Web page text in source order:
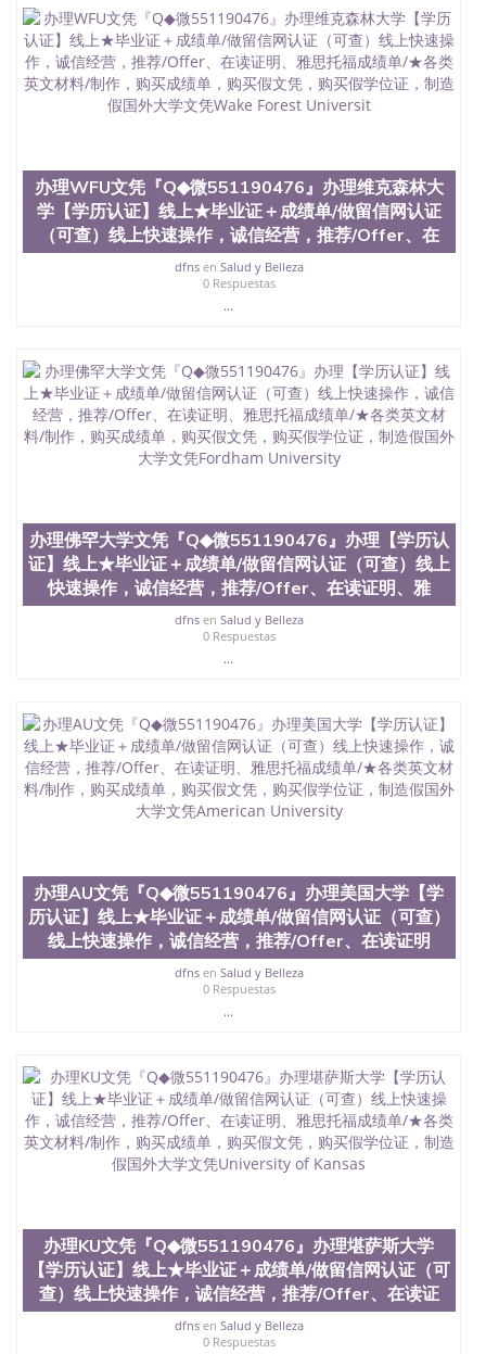
您是否因为递交材料不齐而被拒之门外551190476您
是否因没正常毕业而导致回国得不到教育部认证在校
挂科了不想读了,成绩不理想毕不了业怎么办
551190476找工作没有文凭怎么办,怎么办理本科/研
究生文凭551190476如何办理本科/硕士毕业证
551190476网上买文凭可靠吗551190476哪里可以买
么办理 外假毕业证551190476哪里可以制作美国毕业
证551190476哪里可以办理澳洲毕业证551190476留
学生在哪里可以买假毕业证551190476哪里可以办理
加拿大毕业证551190476申请学校办理假的毕业证成
绩单可以吗551190476哪里可以办理水印成绩单
551190476哪里可以修改成绩单GPA分数551190476
QQ微信551190476找毕业证封皮QQ微信551190476国
外毕业证外壳定制QQ微信551190476快速代办国外毕
业证QQ微信551190476快速拿到国外文凭QQ微信
551190476国外留学文凭认证QQ微信551190476国外
文凭回国认证QQ微信551190476泰国文凭办理QQ微
信551190476法国留学回国证明QQ微信551190476 国
551190476爱尔兰留学回国证明QQ微信551190476国
外硕士文凭办理QQ微信551190476 网上买文凭可靠
吗QQ微信551190476买国外文凭质量QQ微信
551190476国外本科毕业证怎么办理QQ微信
551190476国外大学文凭真制作QQ微信551190476办
国外文凭可找工作QQ微信551190476国外大学有毕业
证QQ微信551190476办理国外毕业证价格QQ微信
QQ微信551190476网上购买真文凭可信吗QQ微信
551190476学士学位证书查询机构QQ微信551190476
国外资格证书办理QQ微信551190476如何办理学历认
证QQ微信551190476海外文凭认证办理QQ微信
551190476 圣何塞州立大学（San Jose State
University, 又译为“圣荷西州立大学”）成立于1857
心，占地154公顷。它是一所位于加利福尼亚州的著
名综合性公立大学，它以极高的就业率，全美名列前
茅的毕业薪资，浓厚的多元化学术氛围，杰出的本科
教育质量，被《福克斯》杂志评选为全美50强公立综
合性大学，每年有来自世界各地的成百上千的海外学
生前往求学。 至今，这是一所在世界上享有学术地
位、声誉、实习机会和影响力的高等教育机构，并获
誉为美国本科教育质量的核心代表。其计算机系与会
机会。许多硅谷公司甚至在学生大三和大四的学期提
供许多相应科系的实习机会。无论是加州大学系统
(UC)，还是加州州立大学系统(CSU), 圣何塞州立大学
都占据着加州所有大学中的地理位置。 圣何塞州立大
学座落于硅谷(Silicon Valley), 于附近的旧金山-圣何塞
国的学生来此就读。其有名的科系如计算机科学，电
子工程学，工商管理学，艺术设计，和航空学等，深
受性肯定及好评；而各种大学部和研究所的商学课程
也吸引了众多不同国家的专业人士前来研究与学习。
二、办理流程： 1、收集客户办理信息； 2、客户付
定金下单； 3、公司确认到账转制作点做电子图；
办理WFU文凭『Q◆微551190476』办理维克森林大
学【学历认证】线上★毕业证＋成绩单/做留信网认证
（可查）线上快速操作，诚信经营，推荐/Offer、在
dfnsen Salud y Belleza
0 Respuestas
...
办理佛罕大学文凭『Q◆微551190476』办理【学历认
证】线上★毕业证＋成绩单/做留信网认证（可查）线上
快速操作，诚信经营，推荐/Offer、在读证明、雅
dfnsen Salud y Belleza
0 Respuestas
...
办理AU文凭『Q◆微551190476』办理美国大学【学
历认证】线上★毕业证＋成绩单/做留信网认证（可查）
线上快速操作，诚信经营，推荐/Offer、在读证明
dfnsen Salud y Belleza
0 Respuestas
...
办理KU文凭『Q◆微551190476』办理堪萨斯大学
【学历认证】线上★毕业证＋成绩单/做留信网认证（可
查）线上快速操作，诚信经营，推荐/Offer、在读证
dfnsen Salud y Belleza
0 Respuestas